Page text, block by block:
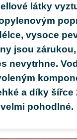
látky
vysoce
jsou zárukou,
nevytrhne.
a díky šířce
velmi pohodlné.